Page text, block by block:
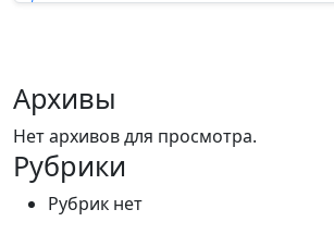
Архивы
Нет архивов для просмотра.
Рубрики
Рубрик нет